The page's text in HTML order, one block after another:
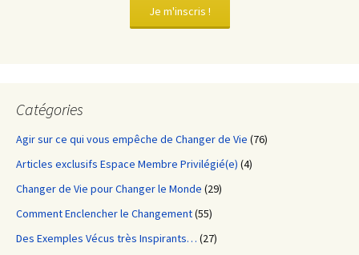
Je m'inscris !
Catégories
Agir sur ce qui vous empêche de Changer de Vie (76)
Articles exclusifs Espace Membre Privilégié(e) (4)
Changer de Vie pour Changer le Monde (29)
Comment Enclencher le Changement(55)
Des Exemples Vécus très Inspirants… (27)